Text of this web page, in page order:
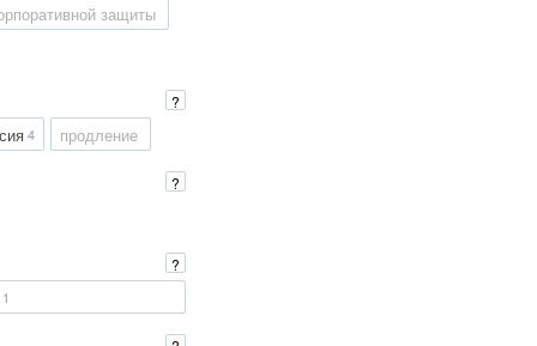
защиты
?
4 продление
?
?
1